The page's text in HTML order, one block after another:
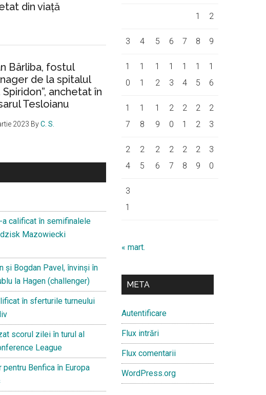
din viață
Bârliba, fostul
de la spitalul
Spiridon”, anchetat în
Tesloianu
2023 ByC. S.
a calificat în semifinalele
Mazowiecki
și Bogdan Pavel, învinși în
la Hagen (challenger)
în sferturile turneului
scorul zilei în turul al
League
Benfica în Europa
1 2
3 4 5 6 7 8 9
1
0
1
1
1
2
1
3
1
4
1
5
1
6
1
7
1
8
1
9
2
0
2
1
2
2
2
3
2
4
2
5
2
6
2
7
2
8
2
9
3
0
3
1
« mart.
META
Autentificare
Flux intrări
Flux comentarii
WordPress.org